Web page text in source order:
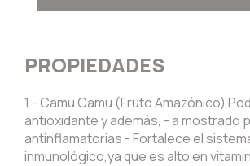
PROPIEDADES
1.- Camu Camu (Fruto Amazónico)
antioxidante y además, - a mostrado
antinflamatorias - Fortalece el
inmunológico,ya que es alto en